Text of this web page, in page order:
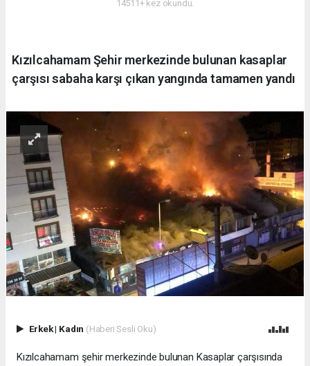
14511+ kez okundu.
Kızılcahamam Şehir merkezinde bulunan kasaplar
çarşısı sabaha karşı çıkan yangında tamamen yandı
Erkek| Kadın (Haberi Sesli Oku)
Kızılcahamam şehir merkezinde bulunan Kasaplar çarşısında